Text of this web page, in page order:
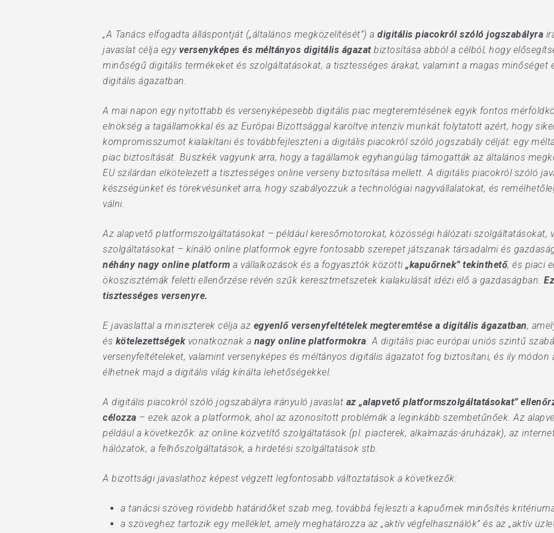
Hit enter to search or ESC to close
„A Tanács elfogadta álláspontját („általános megközelítését”) a digitális piacokról szóló jogszabályra
javaslat célja egy versenyképes és méltányos digitális ágazatbiztosítása abból a célból, hogy
minőségű digitális termékeket és szolgáltatásokat, a tisztességes árakat, valamint a magas minőséget
digitális ágazatban.
A mai napon egy nyitottabb és versenyképesebb digitális piac megteremtésének egyik fontos
elnökség a tagállamokkal és az Európai Bizottsággal karöltve intenzív munkát folytatott azért, hogy
kompromisszumot kialakítani és továbbfejleszteni a digitális piacokról szóló jogszabály célját: egy
piac biztosítását. Büszkék vagyunk arra, hogy a tagállamok egyhangúlag támogatták az általános
EU szilárdan elkötelezett a tisztességes online verseny biztosítása mellett. A digitális piacokról szóló
készségünket és törekvésünket arra, hogy szabályozzuk a technológiai nagyvállalatokat, és
válni.
Az alapvető platformszolgáltatásokat – például keresőmotorokat, közösségi hálózati szolgáltatásokat,
szolgáltatásokat – kínáló online platformok egyre fontosabb szerepet játszanak társadalmi és
néhány nagy online platform a vállalkozások és a fogyasztók közötti „kapuőrnek” tekinthető, és piaci
ökoszisztémák feletti ellenőrzése révén szűk keresztmetszetek kialakulását idézi elő a gazdaságban.
tisztességes versenyre.
E javaslattal a miniszterek célja az egyenlő versenyfeltételek megteremtése a digitális ágazatban,
és kötelezettségekvonatkoznak a nagy online platformokra. A digitális piac európai uniós szintű
versenyfeltételeket, valamint versenyképes és méltányos digitális ágazatot fog biztosítani, és ily
élhetnek majd a digitális világ kínálta lehetőségekkel.
A digitális piacokról szóló jogszabályra irányuló javaslat az „alapvető platformszolgáltatásokat”
célozza – ezek azok a platformok, ahol az azonosított problémák a leginkább szembetűnőek. Az
például a következők: az online közvetítő szolgáltatások (pl. piacterek, alkalmazás-áruházak), az
hálózatok, a felhőszolgáltatások, a hirdetési szolgáltatások stb.
A bizottsági javaslathoz képest végzett legfontosabb változtatások a következők:
a tanácsi szöveg rövidebb határidőket szab meg, továbbá fejleszti a kapuőrnek minősítés
a szöveghez tartozik egy melléklet, amely meghatározza az „aktív végfelhasználók” és az „aktív